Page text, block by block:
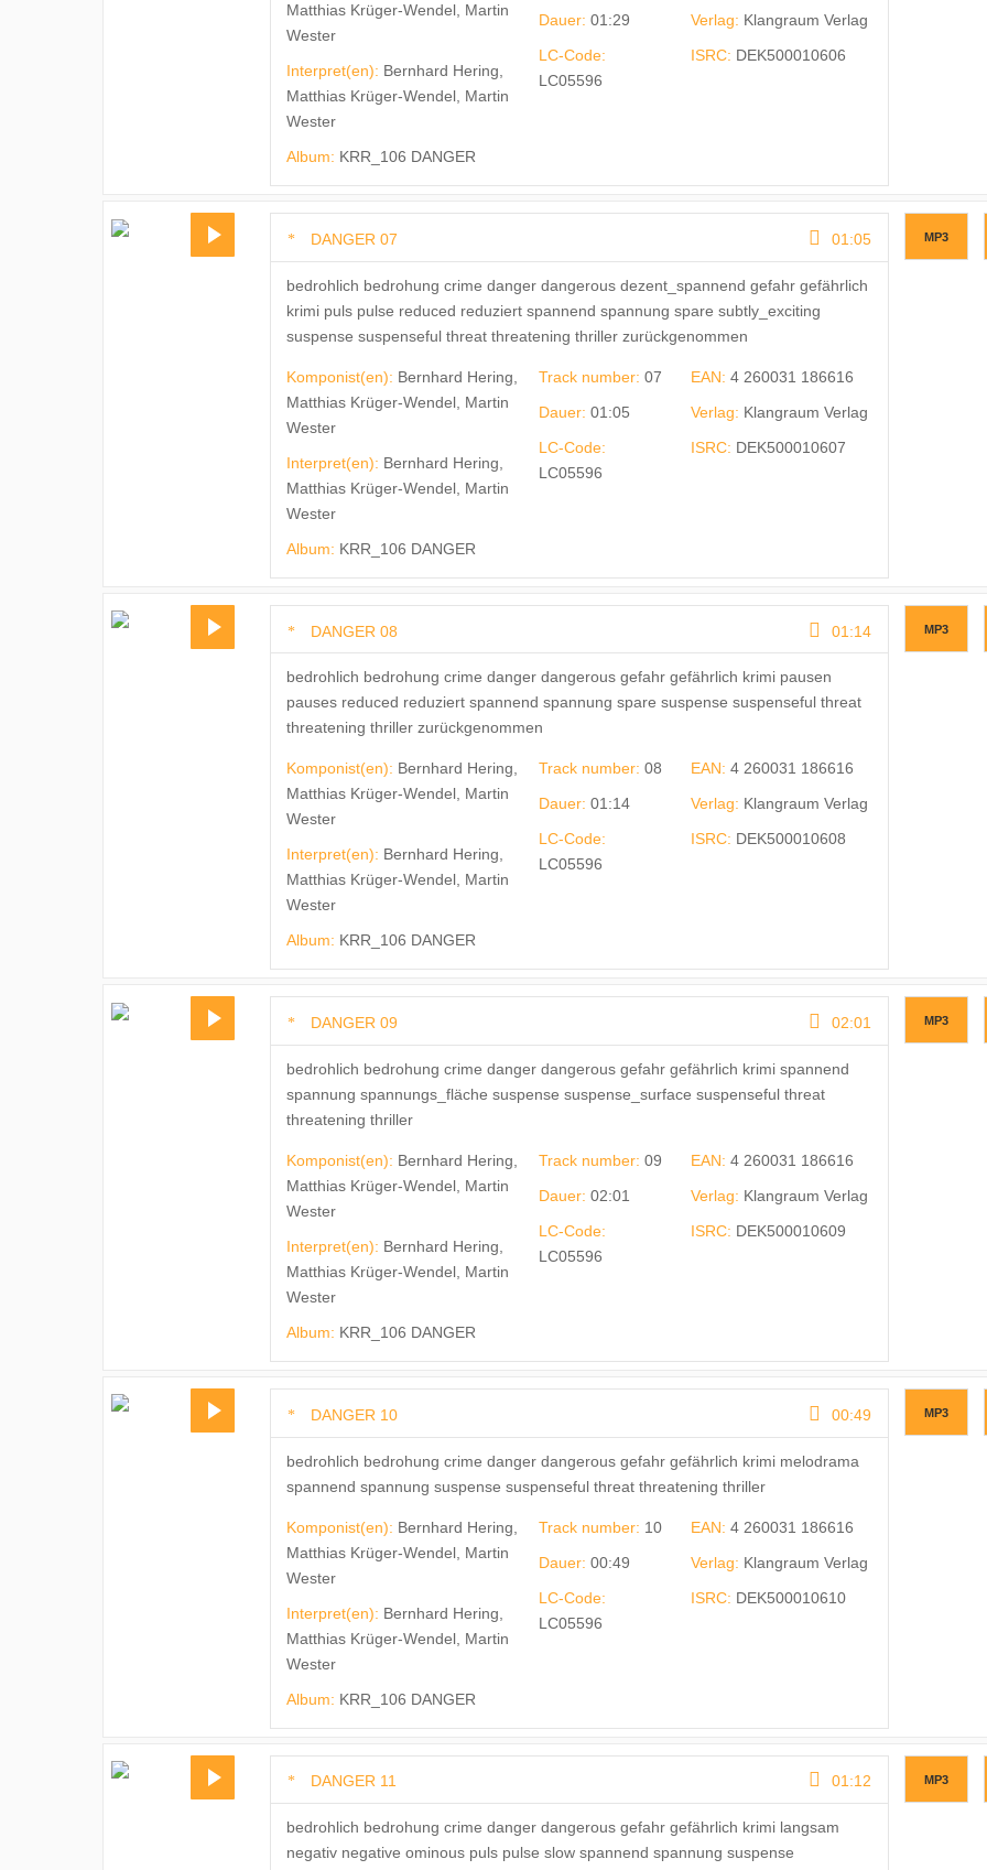
Matthias Krüger-Wendel, Martin
Wester
Interpret(en): Bernhard Hering,
Matthias Krüger-Wendel, Martin
Wester
Album: KRR_106 DANGER
Dauer:01:29
LC-Code:
LC05596
Verlag: Klangraum Verlag
ISRC: DEK500010606
DANGER 07 01:05
bedrohlich bedrohung crime danger dangerous dezent_spannend gefahr gefährlich
krimi puls pulse reduced reduziert spannend spannung spare subtly_exciting
suspense suspenseful threat threatening thriller zurückgenommen
Komponist(en): Bernhard Hering,
Matthias Krüger-Wendel, Martin
Wester
Interpret(en): Bernhard Hering,
Matthias Krüger-Wendel, Martin
Wester
Album: KRR_106 DANGER
Track number:07
Dauer:01:05
LC-Code:
LC05596
EAN: 4 260031 186616
Verlag: Klangraum Verlag
ISRC: DEK500010607
MP3
DANGER 08 01:14
bedrohlich bedrohung crime danger dangerous gefahr gefährlich krimi pausen
pauses reduced reduziert spannend spannung spare suspense suspenseful threat
threatening thriller zurückgenommen
Komponist(en): Bernhard Hering,
Matthias Krüger-Wendel, Martin
Wester
Interpret(en): Bernhard Hering,
Matthias Krüger-Wendel, Martin
Wester
Album: KRR_106 DANGER
Track number:08
Dauer:01:14
LC-Code:
LC05596
EAN: 4 260031 186616
Verlag: Klangraum Verlag
ISRC: DEK500010608
MP3
DANGER 09 02:01
bedrohlich bedrohung crime danger dangerous gefahr gefährlich krimi spannend
spannung spannungs_fläche suspense suspense_surface suspenseful threat
threatening thriller
Komponist(en): Bernhard Hering,
Matthias Krüger-Wendel, Martin
Wester
Interpret(en): Bernhard Hering,
Matthias Krüger-Wendel, Martin
Wester
Album: KRR_106 DANGER
Track number:09
Dauer:02:01
LC-Code:
LC05596
EAN: 4 260031 186616
Verlag: Klangraum Verlag
ISRC: DEK500010609
MP3
DANGER 10 00:49
bedrohlich bedrohung crime danger dangerous gefahr gefährlich krimi melodrama
spannend spannung suspense suspenseful threat threatening thriller
Komponist(en): Bernhard Hering,
Matthias Krüger-Wendel, Martin
Wester
Interpret(en): Bernhard Hering,
Matthias Krüger-Wendel, Martin
Wester
Album: KRR_106 DANGER
Track number: 10
Dauer:00:49
LC-Code:
LC05596
EAN: 4 260031 186616
Verlag: Klangraum Verlag
ISRC: DEK500010610
MP3
DANGER 11 01:12
bedrohlich bedrohung crime danger dangerous gefahr gefährlich krimi langsam
negativ negative ominous puls pulse slow spannend spannung suspense
MP3